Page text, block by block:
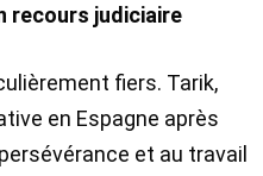
recours judiciaire
fiers. Tarik,
en Espagne après
et au travail